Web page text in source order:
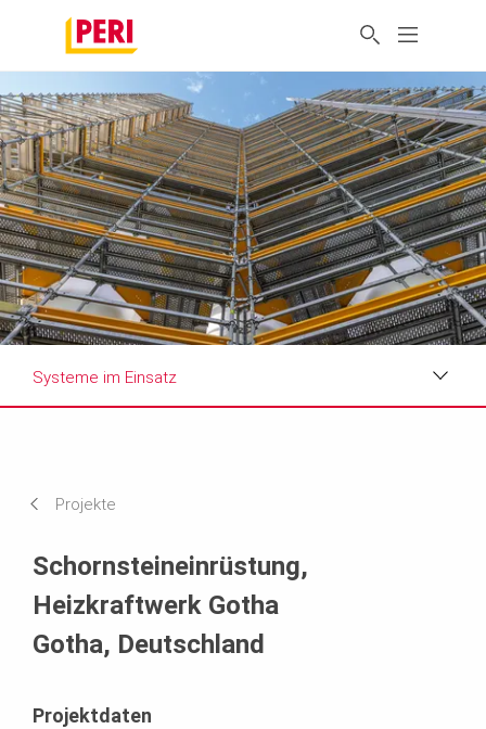
Systeme im Einsatz
Projekte
Schornsteineinrüstung,
Heizkraftwerk Gotha
Gotha, Deutschland
Projektdaten